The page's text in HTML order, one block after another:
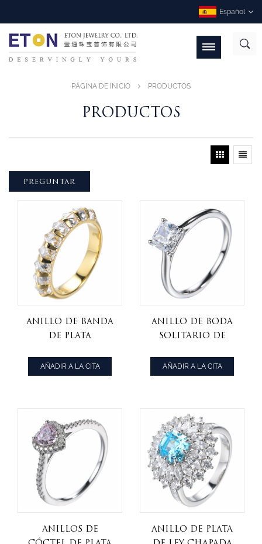
Español
PÁGINA DE INICIO PRODUCTOS
PRODUCTOS
PREGUNTAR
Anillo de banda
de plata
chapada en oro
amarillo
AÑADIR A LA CITA
Anillo de boda
solitario de
con circonitas
cúbicas de talla
quilate
AÑADIR A LA CITA
Anillos de
Anillo de plata